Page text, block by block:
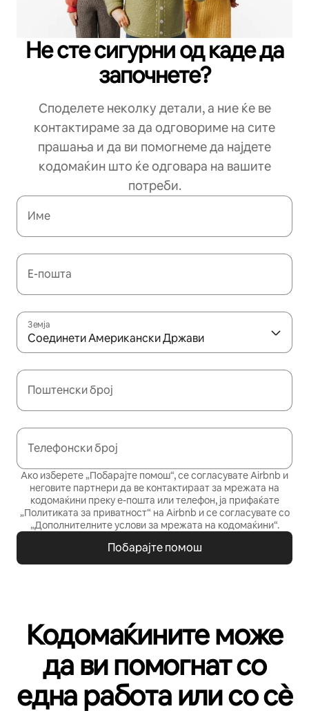
Не сте сигурни од каде да
започнете?
Споделете неколку детали, а ние ќе ве
контактираме за да одговориме на сите
прашања и да ви помогнеме да најдете
кодомаќин што ќе одговара на вашите
потреби.
Име
Е-пошта
Земја
Соединети Американски Држави
Поштенски број
Телефонски број
Ако изберете „Побарајте помош“, се согласувате Airbnb и
неговите партнери да ве контактираат за мрежата на
кодомаќини преку е-пошта или телефон, ја прифаќате
„Политиката за приватност“ на Airbnb и се согласувате со
„Дополнителните услови за мрежата на кодомаќини“.
Побарајте помош
Кодомаќините може
да ви помогнат со
една работа или со сѐ